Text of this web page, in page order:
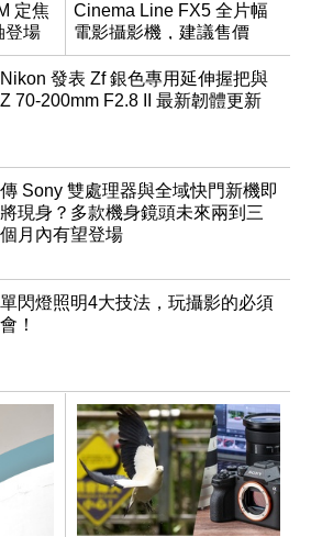
定焦
登場
Cinema Line FX5 全片幅
電影攝影機，建議售價
NT$144,980
Nikon 發表 Zf 銀色專用延伸握把與
Z 70-200mm F2.8 II 最新韌體更新
傳 Sony 雙處理器與全域快門新機即
將現身？多款機身鏡頭未來兩到三
個月內有望登場
單閃燈照明4大技法，玩攝影的必須
會！